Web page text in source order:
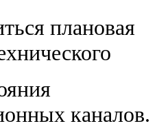
плановая
каналов.